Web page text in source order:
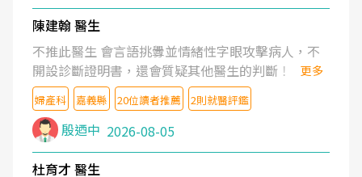
陳建翰 醫生
不推此醫生 會言語挑釁並情緒性字眼攻擊病人，不
開設診斷證明書，還會質疑其他醫生的判斷！
更多
婦產科 嘉義縣 20位讀者推薦 2則就醫評鑑
殷迺中 2026-08-05
杜育才 醫生